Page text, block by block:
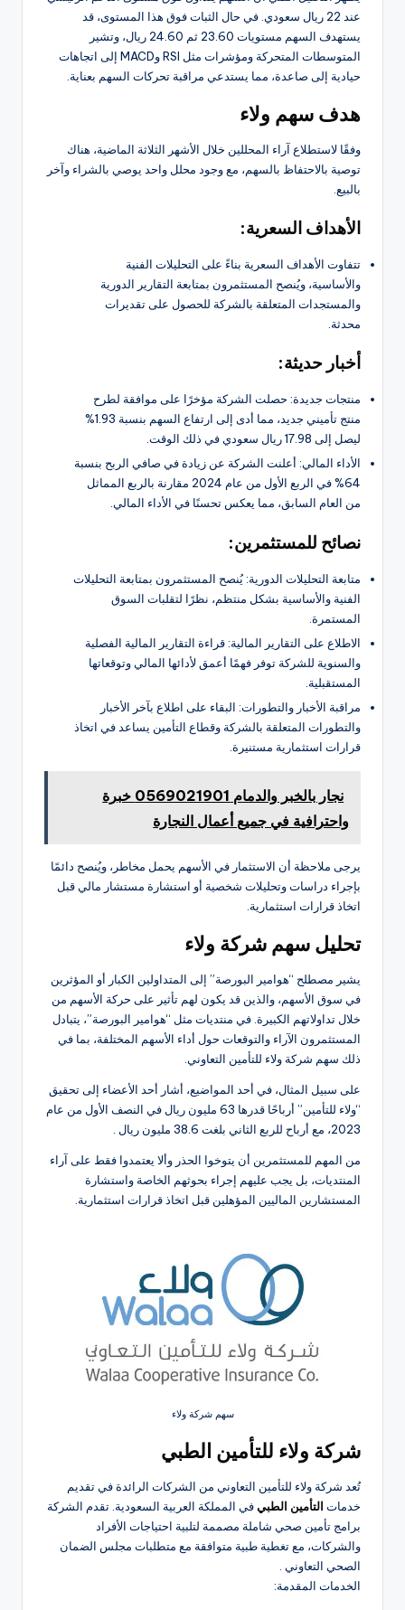
عند 22 ريال سعودي. في حال الثبات فوق هذا المستوى، قد
يستهدف السهم مستويات 23.60 ثم 24.60 ريال، وتشير
المتوسطات المتحركة ومؤشرات مثل RSI وMACD إلى اتجاهات
حيادية إلى صاعدة، مما يستدعي مراقبة تحركات السهم بعناية.
هدف سهم ولاء
وفقًا لاستطلاع آراء المحللين خلال الأشهر الثلاثة الماضية، هناك
توصية بالاحتفاظ بالسهم، مع وجود محلل واحد يوصي بالشراء وآخر
بالبيع.
الأهداف السعرية:
تتفاوت الأهداف السعرية بناءً على التحليلات الفنية
والأساسية، ويُنصح المستثمرون بمتابعة التقارير الدورية
والمستجدات المتعلقة بالشركة للحصول على تقديرات
محدثة.
أخبار حديثة:
منتجات جديدة: حصلت الشركة مؤخرًا على موافقة لطرح
منتج تأميني جديد، مما أدى إلى ارتفاع السهم بنسبة 1.93%
ليصل إلى 17.98 ريال سعودي في ذلك الوقت.
الأداء المالي: أعلنت الشركة عن زيادة في صافي الربح بنسبة
64% في الربع الأول من عام 2024 مقارنة بالربع المماثل
من العام السابق، مما يعكس تحسنًا في الأداء المالي.
نصائح للمستثمرين:
متابعة التحليلات الدورية: يُنصح المستثمرون بمتابعة التحليلات
الفنية والأساسية بشكل منتظم، نظرًا لتقلبات السوق
المستمرة.
الاطلاع على التقارير المالية: قراءة التقارير المالية الفصلية
والسنوية للشركة توفر فهمًا أعمق لأدائها المالي وتوقعاتها
المستقبلية.
مراقبة الأخبار والتطورات: البقاء على اطلاع بآخر الأخبار
والتطورات المتعلقة بالشركة وقطاع التأمين يساعد في اتخاذ
قرارات استثمارية مستنيرة.
نجار بالخبر والدمام 0569021901 خبرة
واحترافية في جميع أعمال النجارة
يرجى ملاحظة أن الاستثمار في الأسهم يحمل مخاطر، ويُنصح دائمًا
بإجراء دراسات وتحليلات شخصية أو استشارة مستشار مالي قبل
اتخاذ قرارات استثمارية.
تحليل سهم شركة ولاء
يشير مصطلح “هوامير البورصة” إلى المتداولين الكبار أو المؤثرين
في سوق الأسهم، والذين قد يكون لهم تأثير على حركة الأسهم من
خلال تداولاتهم الكبيرة. في منتديات مثل “هوامير البورصة”، يتبادل
المستثمرون الآراء والتوقعات حول أداء الأسهم المختلفة، بما في
ذلك سهم شركة ولاء للتأمين التعاوني.
على سبيل المثال، في أحد المواضيع، أشار أحد الأعضاء إلى تحقيق
“ولاء للتأمين” أرباحًا قدرها 63 مليون ريال في النصف الأول من عام
2023، مع أرباح للربع الثاني بلغت 38.6 مليون ريال .
من المهم للمستثمرين أن يتوخوا الحذر وألا يعتمدوا فقط على آراء
المنتديات، بل يجب عليهم إجراء بحوثهم الخاصة واستشارة
المستشارين الماليين المؤهلين قبل اتخاذ قرارات استثمارية.
سهم شركة ولاء
شركة ولاء للتأمين الطبي
تُعد شركة ولاء للتأمين التعاوني من الشركات الرائدة في تقديم
خدمات التأمين الطبيفي المملكة العربية السعودية. تقدم الشركة
برامج تأمين صحي شاملة مصممة لتلبية احتياجات الأفراد
والشركات، مع تغطية طبية متوافقة مع متطلبات مجلس الضمان
الصحي التعاوني .
الخدمات المقدمة: